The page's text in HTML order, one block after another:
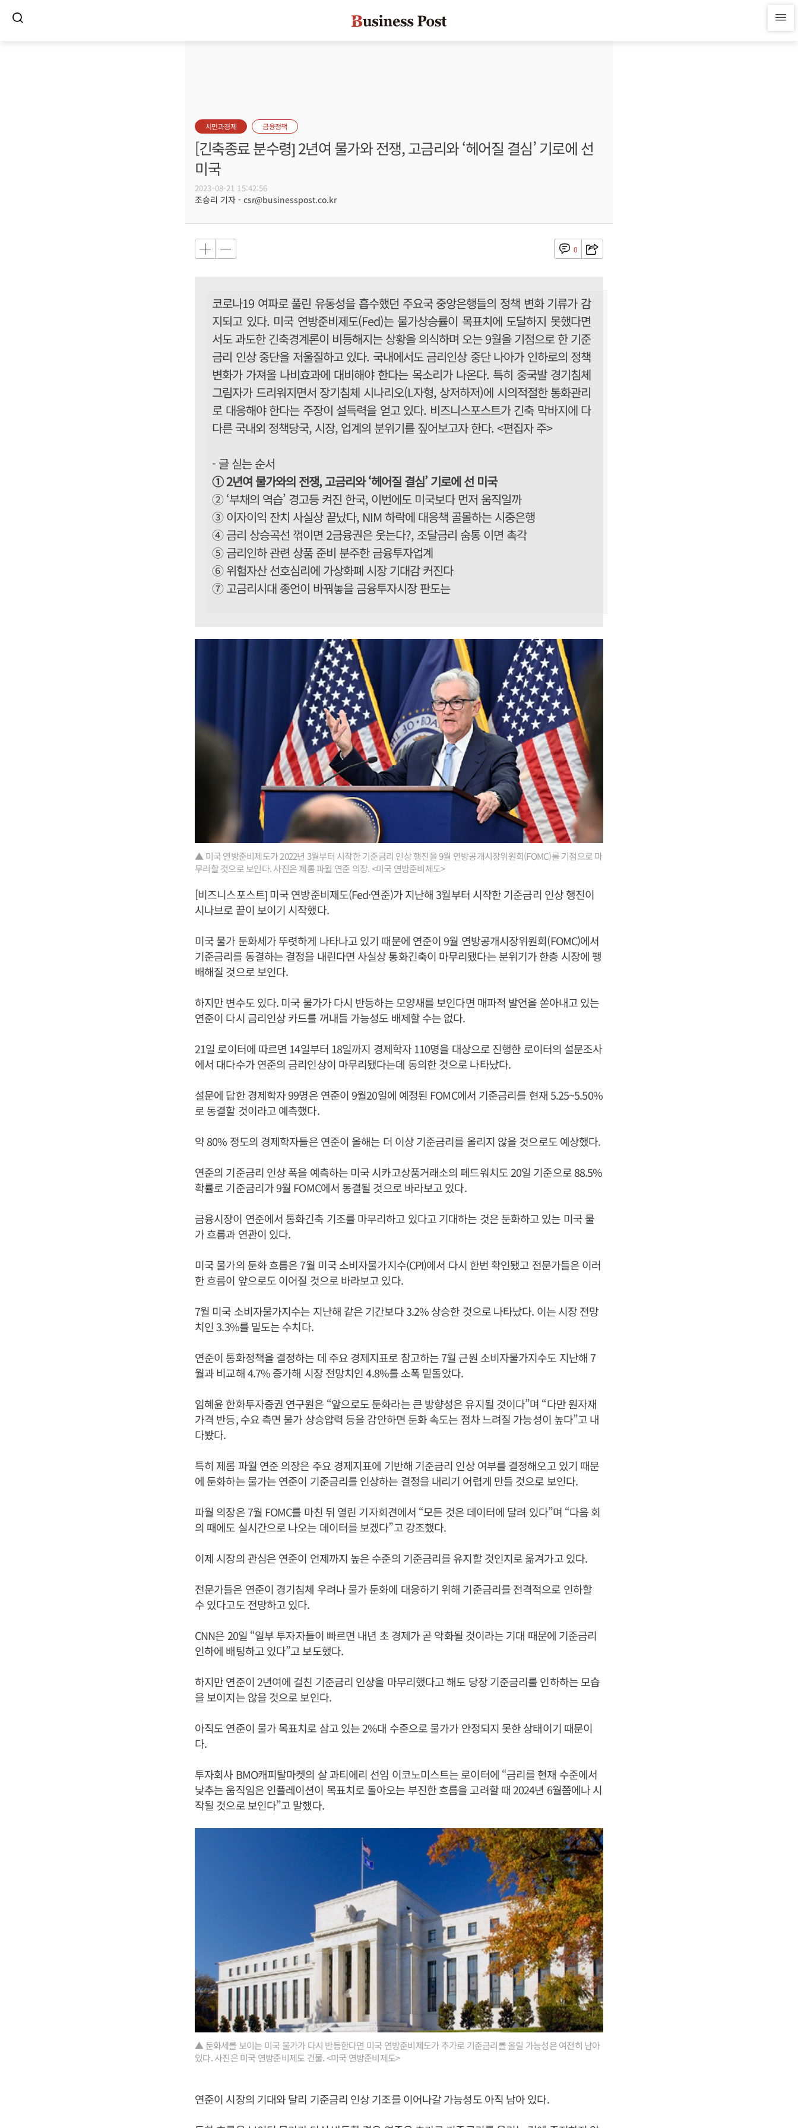
시민과경제 금융정책
[긴축종료 분수령] 2년여 물가와 전쟁, 고금리와 ‘헤어질 결심’ 기로에 선
미국
2023-08-21 15:42:56
조승리 기자 - csr@businesspost.co.kr
0
코로나19 여파로 풀린 유동성을 흡수했던 주요국 중앙은행들의 정책 변화 기류가 감
지되고 있다. 미국 연방준비제도(Fed)는 물가상승률이 목표치에 도달하지 못했다면
서도 과도한 긴축경계론이 비등해지는 상황을 의식하며 오는 9월을 기점으로 한 기준
금리 인상 중단을 저울질하고 있다. 국내에서도 금리인상 중단 나아가 인하로의 정책
변화가 가져올 나비효과에 대비해야 한다는 목소리가 나온다. 특히 중국발 경기침체
그림자가 드리워지면서 장기침체 시나리오(L자형, 상저하저)에 시의적절한 통화관리
로 대응해야 한다는 주장이 설득력을 얻고 있다. 비즈니스포스트가 긴축 막바지에 다
다른 국내외 정책당국, 시장, 업계의 분위기를 짚어보고자 한다. <편집자 주>
- 글 싣는 순서
① 2년여 물가와의 전쟁, 고금리와 ‘헤어질 결심’ 기로에 선 미국
② ‘부채의 역습’ 경고등 켜진 한국, 이번에도 미국보다 먼저 움직일까
③ 이자이익 잔치 사실상 끝났다, NIM 하락에 대응책 골몰하는 시중은행
④ 금리 상승곡선 꺾이면 2금융권은 웃는다?, 조달금리 숨통 이면 촉각
⑤ 금리인하 관련 상품 준비 분주한 금융투자업계
⑥ 위험자산 선호심리에 가상화폐 시장 기대감 커진다
⑦ 고금리시대 종언이 바꿔놓을 금융투자시장 판도는
▲ 미국 연방준비제도가 2022년 3월부터 시작한 기준금리 인상 행진을 9월 연방공개시장위원회(FOMC)를 기점으로 마
무리할 것으로 보인다. 사진은 제롬 파월 연준 의장. <미국 연방준비제도>
[비즈니스포스트] 미국 연방준비제도(Fed·연준)가 지난해 3월부터 시작한 기준금리 인상 행진이
시나브로 끝이 보이기 시작했다.
미국 물가 둔화세가 뚜렷하게 나타나고 있기 때문에 연준이 9월 연방공개시장위원회(FOMC)에서
기준금리를 동결하는 결정을 내린다면 사실상 통화긴축이 마무리됐다는 분위기가 한층 시장에 팽
배해질 것으로 보인다.
하지만 변수도 있다. 미국 물가가 다시 반등하는 모양새를 보인다면 매파적 발언을 쏟아내고 있는
연준이 다시 금리인상 카드를 꺼내들 가능성도 배제할 수는 없다.
21일 로이터에 따르면 14일부터 18일까지 경제학자 110명을 대상으로 진행한 로이터의 설문조사
에서 대다수가 연준의 금리인상이 마무리됐다는데 동의한 것으로 나타났다.
설문에 답한 경제학자 99명은 연준이 9월20일에 예정된 FOMC에서 기준금리를 현재 5.25~5.50%
로 동결할 것이라고 예측했다.
약 80% 정도의 경제학자들은 연준이 올해는 더 이상 기준금리를 올리지 않을 것으로도 예상했다.
연준의 기준금리 인상 폭을 예측하는 미국 시카고상품거래소의 페드워치도 20일 기준으로 88.5%
확률로 기준금리가 9월 FOMC에서 동결될 것으로 바라보고 있다.
금융시장이 연준에서 통화긴축 기조를 마무리하고 있다고 기대하는 것은 둔화하고 있는 미국 물
가 흐름과 연관이 있다.
미국 물가의 둔화 흐름은 7월 미국 소비자물가지수(CPI)에서 다시 한번 확인됐고 전문가들은 이러
한 흐름이 앞으로도 이어질 것으로 바라보고 있다.
7월 미국 소비자물가지수는 지난해 같은 기간보다 3.2% 상승한 것으로 나타났다. 이는 시장 전망
치인 3.3%를 밑도는 수치다.
연준이 통화정책을 결정하는 데 주요 경제지표로 참고하는 7월 근원 소비자물가지수도 지난해 7
월과 비교해 4.7% 증가해 시장 전망치인 4.8%를 소폭 밑돌았다.
임혜윤 한화투자증권 연구원은 “앞으로도 둔화라는 큰 방향성은 유지될 것이다”며 “다만 원자재
가격 반등, 수요 측면 물가 상승압력 등을 감안하면 둔화 속도는 점차 느려질 가능성이 높다”고 내
다봤다.
특히 제롬 파월 연준 의장은 주요 경제지표에 기반해 기준금리 인상 여부를 결정해오고 있기 때문
에 둔화하는 물가는 연준이 기준금리를 인상하는 결정을 내리기 어렵게 만들 것으로 보인다.
파월 의장은 7월 FOMC를 마친 뒤 열린 기자회견에서 “모든 것은 데이터에 달려 있다”며 “다음 회
의 때에도 실시간으로 나오는 데이터를 보겠다”고 강조했다.
이제 시장의 관심은 연준이 언제까지 높은 수준의 기준금리를 유지할 것인지로 옮겨가고 있다.
전문가들은 연준이 경기침체 우려나 물가 둔화에 대응하기 위해 기준금리를 전격적으로 인하할
수 있다고도 전망하고 있다.
CNN은 20일 “일부 투자자들이 빠르면 내년 초 경제가 곧 악화될 것이라는 기대 때문에 기준금리
인하에 배팅하고 있다”고 보도했다.
하지만 연준이 2년여에 걸친 기준금리 인상을 마무리했다고 해도 당장 기준금리를 인하하는 모습
을 보이지는 않을 것으로 보인다.
아직도 연준이 물가 목표치로 삼고 있는 2%대 수준으로 물가가 안정되지 못한 상태이기 때문이
다.
투자회사 BMO캐피탈마켓의 살 과티에리 선임 이코노미스트는 로이터에 “금리를 현재 수준에서
낮추는 움직임은 인플레이션이 목표치로 돌아오는 부진한 흐름을 고려할 때 2024년 6월쯤에나 시
작될 것으로 보인다”고 말했다.
▲ 둔화세를 보이는 미국 물가가 다시 반등한다면 미국 연방준비제도가 추가로 기준금리를 올릴 가능성은 여전히 남아
있다. 사진은 미국 연방준비제도 건물. <미국 연방준비제도>
연준이 시장의 기대와 달리 기준금리 인상 기조를 이어나갈 가능성도 아직 남아 있다.